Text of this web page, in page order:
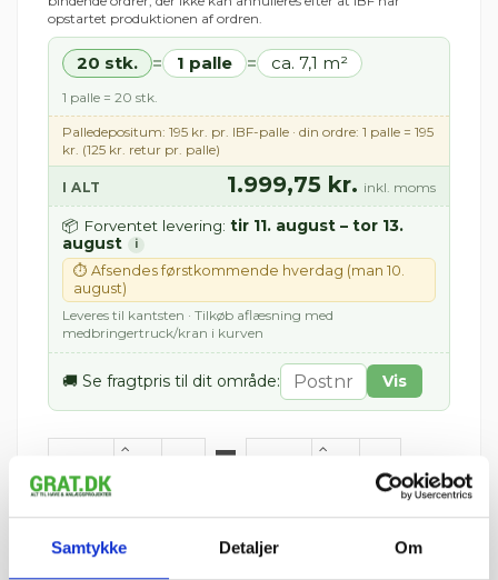
Samtykke Detaljer Om
opstartet produktionen af ordren.
20 stk. = 1 palle = ca. 7,1 m²
1 palle = 20 stk.
Palledepositum: 195 kr. pr. IBF-palle · din ordre: 1 palle = 195
kr. (125 kr. retur pr. palle)
I ALT 1.999,75 kr. inkl. moms
📦 Forventet levering: tir 11. august – tor 13.
august
i
⏱ Afsendes førstkommende hverdag (man 10.
august)
Leveres til kantsten · Tilkøb aflæsning med
medbringertruck/kran i kurven
🚚 Se fragtpris til dit område: Vis
=
pris 1.999,75 kr.
Inkl. moms